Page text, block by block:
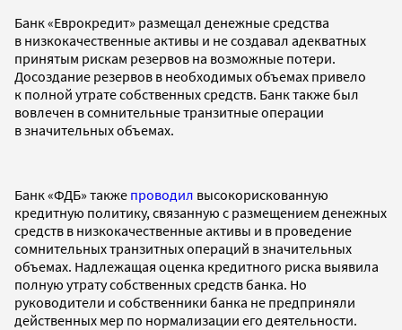
Банк «Еврокредит» размещал денежные средства
в низкокачественные активы и не создавал адекватных
принятым рискам резервов на возможные потери.
Досоздание резервов в необходимых объемах привело
к полной утрате собственных средств. Банк также был
вовлечен в сомнительные транзитные операции
в значительных объемах.
Банк «ФДБ» также проводил высокорискованную
кредитную политику, связанную с размещением денежных
средств в низкокачественные активы и в проведение
сомнительных транзитных операций в значительных
объемах. Надлежащая оценка кредитного риска выявила
полную утрату собственных средств банка. Но
руководители и собственники банка не предприняли
действенных мер по нормализации его деятельности.